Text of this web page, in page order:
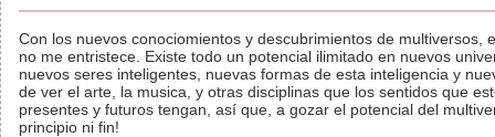
Con los nuevos conociomientos y descubrimientos de multiversos,
no me entristece. Existe todo un potencial ilimitado en nuevos
nuevos seres inteligentes, nuevas formas de esta inteligencia y
de ver el arte, la musica, y otras disciplinas que los sentidos que
presentes y futuros tengan, así que, a gozar el potencial del
principio ni fin!